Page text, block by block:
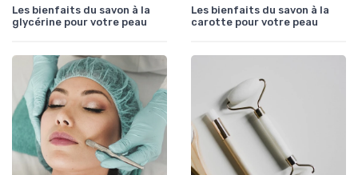
Les bienfaits du savon à la
glycérine pour votre peau
Les bienfaits du savon à la
carotte pour votre peau